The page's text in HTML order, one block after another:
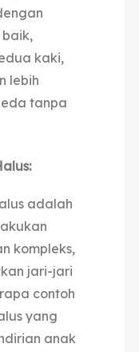
kaki,
lebih
tanpa
adalah
kompleks,
jari-jari
contoh
yang
anak